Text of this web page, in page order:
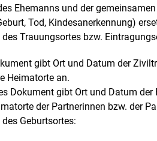
Ehemanns und der
Tod, Kindesanerkennung)
Trauungsortes bzw.
gibt Ort und Datum der
Heimatorte an.
Dokument gibt Ort und Datum
der Partnerinnen bzw. der
Geburtsortes: